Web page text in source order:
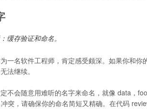
缓存验证和命名。
一名软件工程师，肯定感受颇深。如果你和
法继续。
不会随意用难听的名字来命名，就像 data，
突，请确保你的命名简短又精确。在代码